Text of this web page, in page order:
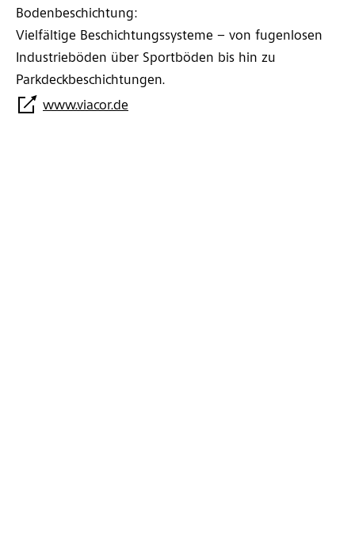
Bodenbeschichtung:
Vielfältige Beschichtungssysteme – von fugenlosen
Industrieböden über Sportböden bis hin zu
Parkdeckbeschichtungen.
www.viacor.de